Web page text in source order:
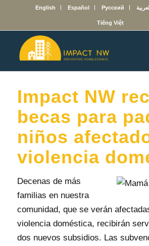
English Español Русский
Tiếng Việt
Impact NW
becas para
niños
violencia
Decenas de más
familias en nuestra
comunidad, que se verán
violencia doméstica, recibirán
dos nuevos subsidios. Las